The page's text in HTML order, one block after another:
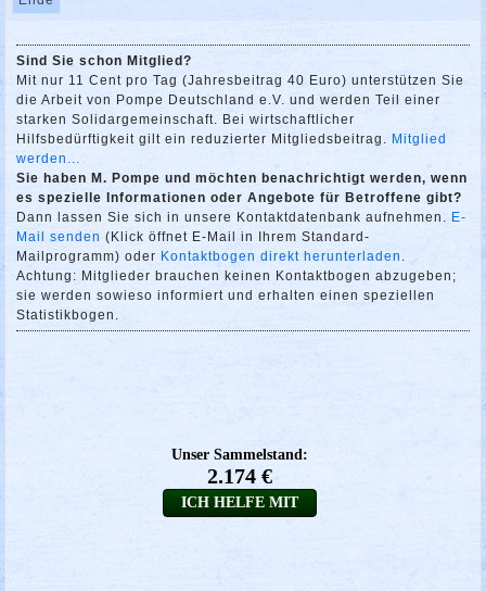
Sind Sie schon Mitglied?
Mit nur 11 Cent pro Tag (Jahresbeitrag 40 Euro) unterstützen Sie
die Arbeit von Pompe Deutschland e.V. und werden Teil einer
starken Solidargemeinschaft. Bei wirtschaftlicher
Hilfsbedürftigkeit gilt ein reduzierter Mitgliedsbeitrag. Mitglied
werden...
Sie haben M. Pompe und möchten benachrichtigt werden, wenn
es spezielle Informationen oder Angebote für Betroffene gibt?
Dann lassen Sie sich in unsere Kontaktdatenbank aufnehmen. E-
Mail senden (Klick öffnet E-Mail in Ihrem Standard-
Mailprogramm) oder Kontaktbogen direkt herunterladen
Achtung: Mitglieder brauchen keinen Kontaktbogen abzugeben;
sie werden sowieso informiert und erhalten einen speziellen
Statistikbogen.